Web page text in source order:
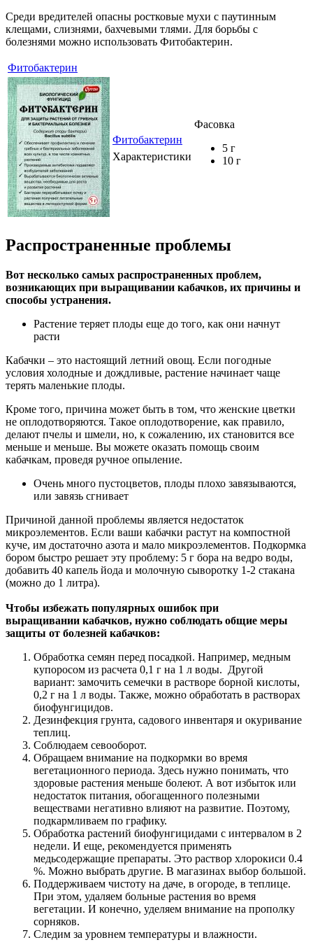
Среди вредителей опасны ростковые мухи с паутинным
клещами, слизнями, бахчевыми тлями. Для борьбы с
болезнями можно использовать Фитобактерин.
Фитобактерин
Фитобактерин
Характеристики
Фасовка
5 г
10 г
Распространенные проблемы
Вот несколько самых распространенных проблем,
возникающих при выращивании кабачков, их причины и
способы устранения.
Растение теряет плоды еще до того, как они начнут
расти
Кабачки – это настоящий летний овощ. Если погодные
условия холодные и дождливые, растение начинает чаще
терять маленькие плоды.
Кроме того, причина может быть в том, что женские цветки
не оплодотворяются. Такое оплодотворение, как правило,
делают пчелы и шмели, но, к сожалению, их становится все
меньше и меньше. Вы можете оказать помощь своим
кабачкам, проведя ручное опыление.
Очень много пустоцветов, плоды плохо завязываются,
или завязь сгнивает
Причиной данной проблемы является недостаток
микроэлементов. Если ваши кабачки растут на компостной
куче, им достаточно азота и мало микроэлементов. Подкормка
бором быстро решает эту проблему: 5 г бора на ведро воды,
добавить 40 капель йода и молочную сыворотку 1-2 стакана
(можно до 1 литра).
Чтобы избежать популярных ошибок при
выращивании кабачков, нужно соблюдать общие меры
защиты от болезней кабачков:
Обработка семян перед посадкой. Например, медным
купоросом из расчета 0,1 г на 1 л воды. Другой
вариант: замочить семечки в растворе борной кислоты,
0,2 г на 1 л воды. Также, можно обработать в растворах
биофунгицидов.
Дезинфекция грунта, садового инвентаря и окуривание
теплиц.
Соблюдаем севооборот.
Обращаем внимание на подкормки во время
вегетационного периода. Здесь нужно понимать, что
здоровые растения меньше болеют. А вот избыток или
недостаток питания, обогащенного полезными
веществами негативно влияют на развитие. Поэтому,
подкармливаем по графику.
Обработка растений биофунгицидами с интервалом в 2
недели. И еще, рекомендуется применять
медьсодержащие препараты. Это раствор хлорокиси 0.4
%. Можно выбрать другие. В магазинах выбор большой.
Поддерживаем чистоту на даче, в огороде, в теплице.
При этом, удаляем больные растения во время
вегетации. И конечно, уделяем внимание на прополку
сорняков.
Следим за уровнем температуры и влажности.